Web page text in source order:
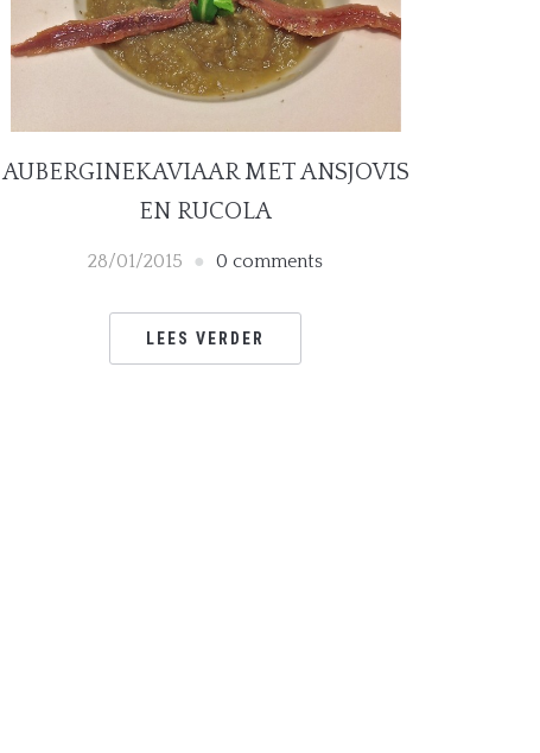
AUBERGINEKAVIAAR MET ANSJOVIS
EN RUCOLA
28/01/2015 0 comments
LEES VERDER